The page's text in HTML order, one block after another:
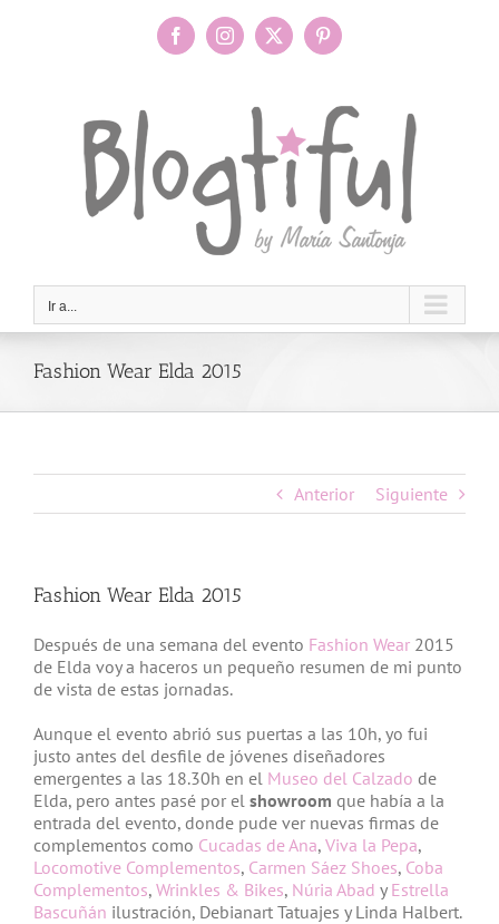
FacebookInstagram
X Pinterest
Ir a...
Fashion Wear Elda 2015
Anterior Siguiente
Fashion Wear Elda 2015
Después de una semana del evento Fashion Wear 2015
de Elda voy a haceros un pequeño resumen de mi punto
de vista de estas jornadas.
Aunque el evento abrió sus puertas a las 10h, yo fui
justo antes del desfile de jóvenes diseñadores
emergentes a las 18.30h en el Museo del Calzado de
Elda, pero antes pasé por el showroom que había a la
entrada del evento, donde pude ver nuevas firmas de
complementos como Cucadas de Ana, Viva la Pepa,
Locomotive Complementos, Carmen Sáez Shoes, Coba
Complementos, Wrinkles & Bikes, Núria Abad y Estrella
Bascuñán ilustración, Debianart Tatuajes y Linda Halbert.